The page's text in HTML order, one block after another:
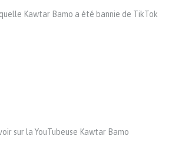
Kawtar Bamo a été bannie de TikTok
sur la YouTubeuse Kawtar Bamo